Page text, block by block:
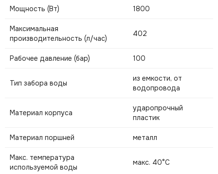
Мощность (Вт) 1800
Максимальная
производительность (л/час)
402
Рабочее давление (бар) 100
Тип забора воды
из емкости, от
водопровода
Материал корпуса
ударопрочный
пластик
Материал поршней металл
Макс. температура
используемой воды
макс. 40°С